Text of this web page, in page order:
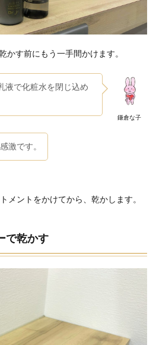
かす前にもう一手間かけます。
鎌倉な子
液で化粧水を閉じ込め
激です。
メントをかけてから、乾かします。
で乾かす